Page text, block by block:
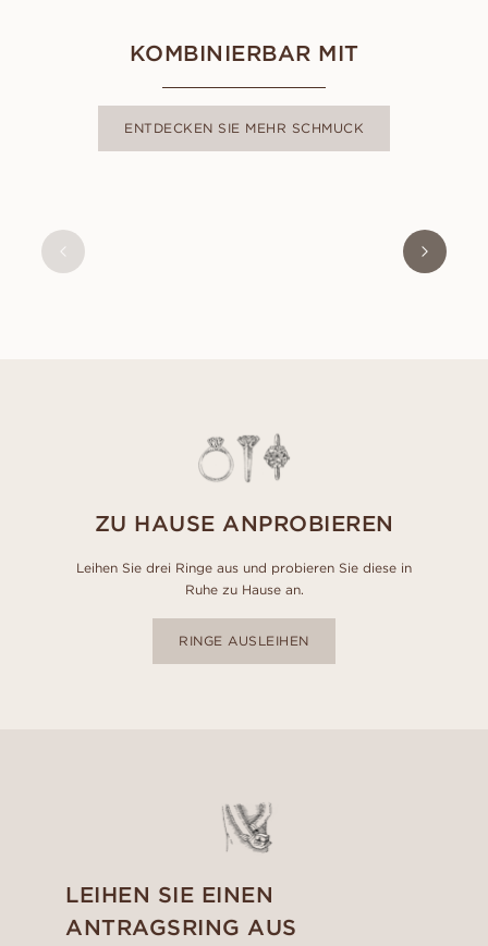
KOMBINIERBAR MIT
ENTDECKEN SIE MEHR SCHMUCK
ZU HAUSE ANPROBIEREN
Leihen Sie drei Ringe aus und probieren Sie diese in
Ruhe zu Hause an.
RINGE AUSLEIHEN
LEIHEN SIE EINEN
ANTRAGSRING AUS